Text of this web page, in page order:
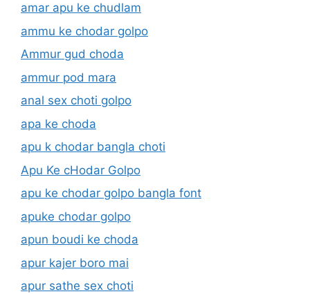
amar apu ke chudlam
ammu ke chodar golpo
Ammur gud choda
ammur pod mara
anal sex choti golpo
apa ke choda
apu k chodar bangla choti
Apu Ke cHodar Golpo
apu ke chodar golpo bangla font
apuke chodar golpo
apun boudi ke choda
apur kajer boro mai
apur sathe sex choti